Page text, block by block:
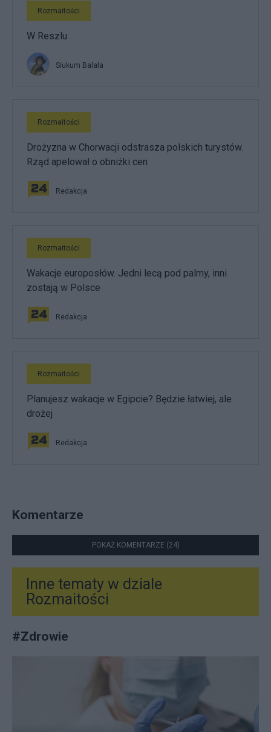
Rozmaitości
W Reszlu
Siukum Balala
Rozmaitości
Drożyzna w Chorwacji odstrasza polskich turystów.
Rząd apelował o obniżki cen
Redakcja
Rozmaitości
Wakacje europosłów. Jedni lecą pod palmy, inni
zostają w Polsce
Redakcja
Rozmaitości
Planujesz wakacje w Egipcie? Będzie łatwiej, ale
drożej
Redakcja
Komentarze
POKAŻ KOMENTARZE (24)
Inne tematy w dziale
Rozmaitości
#Zdrowie